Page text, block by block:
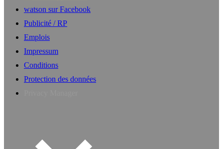
watson sur Facebook
Publicité / RP
Emplois
Impressum
Conditions
Protection des données